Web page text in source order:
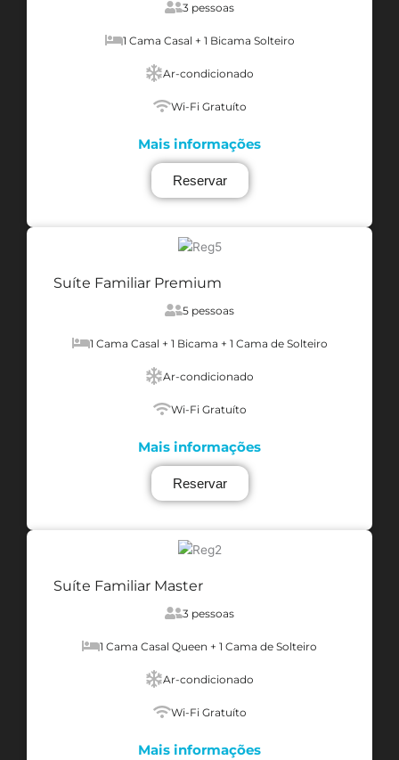
3 pessoas
1 Cama Casal + 1 Bicama Solteiro
Ar-condicionado
Wi-Fi Gratuíto
Mais informações
Reservar
Suíte Familiar Premium
5 pessoas
1 Cama Casal + 1 Bicama + 1 Cama de Solteiro
Ar-condicionado
Wi-Fi Gratuíto
Mais informações
Reservar
Suíte Familiar Master
3 pessoas
1 Cama Casal Queen + 1 Cama de Solteiro
Ar-condicionado
Wi-Fi Gratuíto
Mais informações